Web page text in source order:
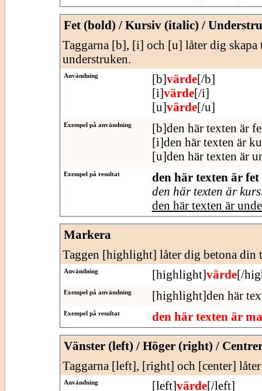
Fet (bold) / Kursiv (italic) /
Taggarna [b], [i] och [u] låter dig
understruken.
Användning [b]värde[/b]
[i]värde[/i]
[u]värde[/u]
Exempel på användning
[b]den här texten är
[i]den här texten är
[u]den här texten är
Exempel på resultat
den här texten är fet
den här texten är
den här texten är
Markera
Taggen [highlight] låter dig betona din
Användning [highlight]värde[/
Exempel på användning [highlight]den här
Exempel på resultat den här texten är
Vänster (left) / Höger (right) /
Taggarna [left], [right] och [center]
Användning [left]värde[/left]